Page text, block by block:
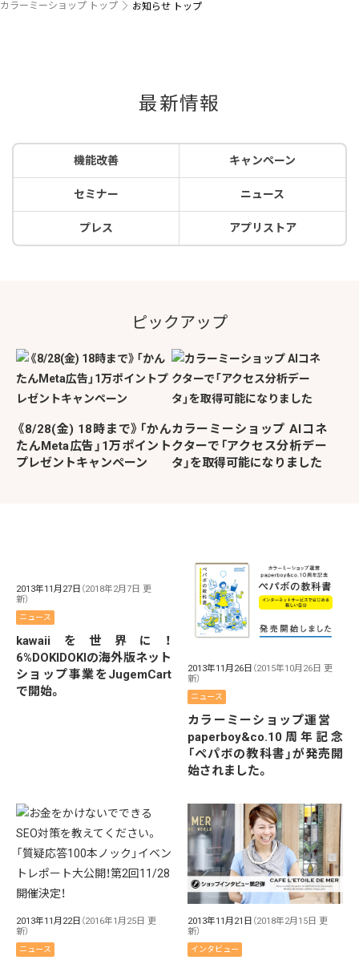
カラーミーショップ トップ お知らせ トップ
最新情報
機能改善 キャンペーン
セミナー ニュース
プレス アプリストア
ピックアップ
《8/28(金) 18時まで》「かん
たんMeta広告」1万ポイント
プレゼントキャンペーン
カラーミーショップ AIコネ
クターで「アクセス分析デー
タ」を取得可能になりました
2013年11月27日 （2018年2月7日 更
新）
ニュース
kawaiiを世界に！
6%DOKIDOKIの海外版ネット
ショップ事業をJugemCart
で開始。
2013年11月26日 （2015年10月26日 更
新）
ニュース
カラーミーショップ運営
paperboy&co.10周年記念
「ペパボの教科書」が発売開
始されました。
2013年11月22日 （2016年1月25日 更
新）
ニュース
2013年11月21日 （2018年2月15日 更
新）
インタビュー